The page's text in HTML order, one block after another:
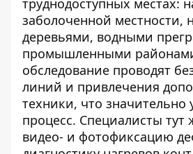
заболоченной местности,
деревьями, водными
промышленными
обследование проводят
линий и привлечения
техники, что значительно
процесс. Специалисты тут
видео- и фотофиксацию